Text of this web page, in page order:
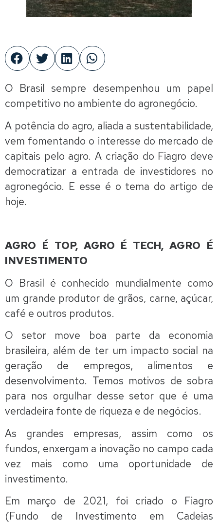
O Brasil sempre desempenhou um papel
competitivo no ambiente do agronegócio.
A potência do agro, aliada a sustentabilidade,
vem fomentando o interesse do mercado de
capitais pelo agro. A criação do Fiagro deve
democratizar a entrada de investidores no
agronegócio. E esse é o tema do artigo de
hoje.
AGRO É TOP, AGRO É TECH, AGRO É
INVESTIMENTO
O Brasil é conhecido mundialmente como
um grande produtor de grãos, carne, açúcar,
café e outros produtos.
O setor move boa parte da economia
brasileira, além de ter um impacto social na
geração de empregos, alimentos e
desenvolvimento. Temos motivos de sobra
para nos orgulhar desse setor que é uma
verdadeira fonte de riqueza e de negócios.
As grandes empresas, assim como os
fundos, enxergam a inovação no campo cada
vez mais como uma oportunidade de
investimento.
Em março de 2021, foi criado o Fiagro
(Fundo de Investimento em Cadeias